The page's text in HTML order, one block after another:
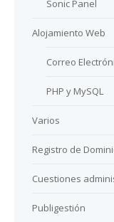
Sonic Panel
Alojamiento Web
Correo
PHP y MySQL
Varios
Registro de
Cuestiones
Publigestión